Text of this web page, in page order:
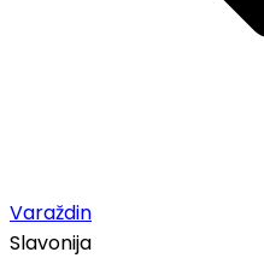
Varaždin
Slavonija